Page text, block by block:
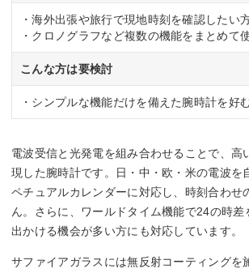
・海外出張や旅行で現地時刻を確認したい方
・クロノグラフなど複数の機能をまとめて
こんな方は要検討
・シンプルな機能だけを備えた腕時計を好む
電波受信と光発電を組み合わせることで、高
現した腕時計です。日・中・欧・米の電波を
ペチュアルカレンダーに対応し、時刻合わせ
ん。さらに、ワールドタイム機能で24の時差
出かける機会が多い方にも対応しています。
サファイアガラスには無反射コーティングを